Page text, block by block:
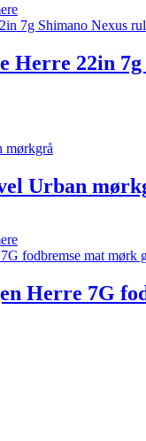
Herre 22in
Urban
Herre 7G